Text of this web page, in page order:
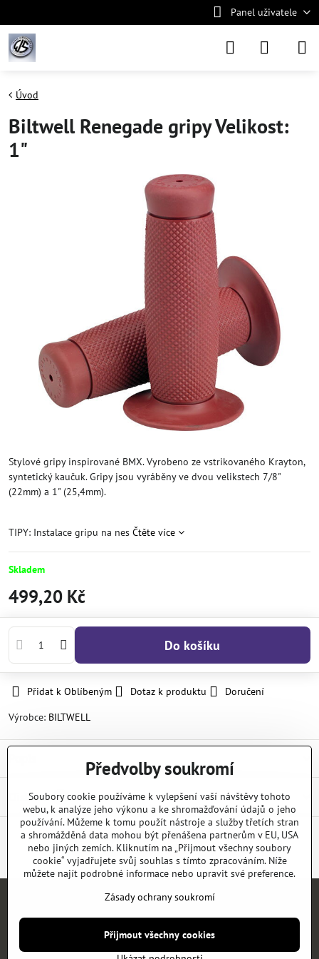
Panel uživatele
Úvod
Biltwell Renegade gripy Velikost:
1"
Stylové gripy inspirované BMX. Vyrobeno ze vstrikovaného Krayton,
syntetický kaučuk. Gripy jsou vyráběny ve dvou velikstech 7/8"
(22mm) a 1" (25,4mm).
TIPY: Instalace gripu na nes Čtěte více
Skladem
499,20 Kč
Do košíku
Přidat k Oblíbeným Dotaz k produktu
Doručení
Výrobce: BILTWELL
Diskuse 0
FacebookTwitterBlueskyPinterestReddit LinkedInWhatsApp
E-
mail
KATALOGY NEWS
©2026CopyrightPředvolby soukromíZásady ochrany soukromí
Předvolby soukromí
Soubory cookie používáme k vylepšení vaší návštěvy tohoto
webu, k analýze jeho výkonu a ke shromažďování údajů o jeho
používání. Můžeme k tomu použít nástroje a služby třetích stran
a shromážděná data mohou být přenášena partnerům v EU, USA
nebo jiných zemích. Kliknutím na „Přijmout všechny soubory
cookie“ vyjadřujete svůj souhlas s tímto zpracováním. Níže
můžete najít podrobné informace nebo upravit své preference.
Zásady ochrany soukromí
Přijmout všechny cookies